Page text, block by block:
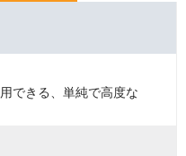
できる、単純で高度な